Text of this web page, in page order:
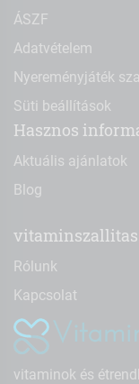
ÁSZF
Adatvételem
Nyereményjáték
Süti beállítások
Hasznos
Aktuális ajánlatok
Blog
Rólunk
Kapcsolat
vitaminok és